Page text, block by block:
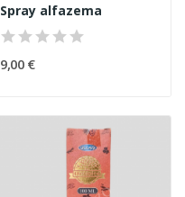
Spray alfazema
9,00 €